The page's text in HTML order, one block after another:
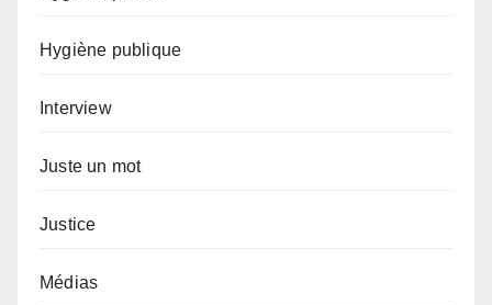
Hygiène publique
Interview
Juste un mot
Justice
Médias